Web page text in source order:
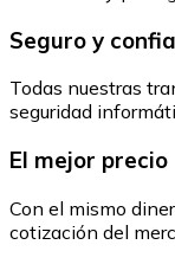
Seguro y
Todas nuestras
seguridad
El mejor precio
Con el mismo
cotización del